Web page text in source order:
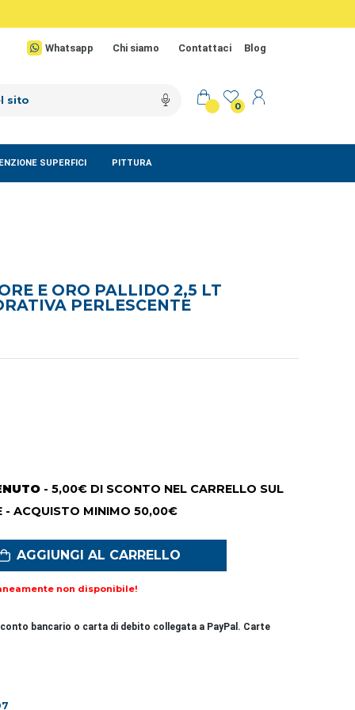
Whatsapp Chi siamo Contattaci Blog
0
SUPERFICI PITTURA
E ORO PALLIDO 2,5 LT
PERLESCENTE
- 5,00€ DI SCONTO NEL CARRELLO SUL
- ACQUISTO MINIMO 50,00€
AGGIUNGI AL CARRELLO
non disponibile!
conto bancario o carta di debito collegata a PayPal. Carte